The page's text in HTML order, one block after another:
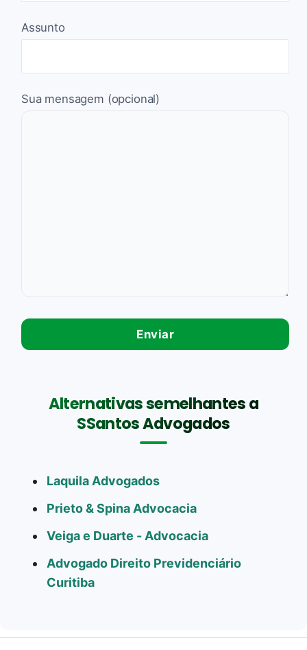
Assunto
Sua mensagem (opcional)
Alternativas semelhantes a
SSantos Advogados
Laquila Advogados
Prieto & Spina Advocacia
Veiga e Duarte - Advocacia
Advogado Direito Previdenciário
Curitiba